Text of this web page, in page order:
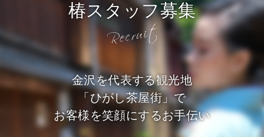
椿スタッフ募集
金沢を代表する観光地
「ひがし茶屋街」で
お客様を笑顔にするお手伝い